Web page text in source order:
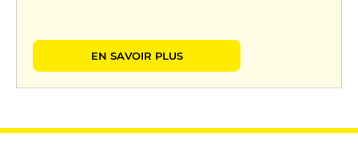
EN SAVOIR PLUS